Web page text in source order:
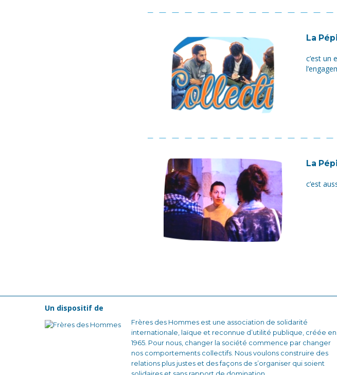
La
c’est un
La
c’est
Un dispositif de
Frères des Hommes est une association de solidarité
internationale, laïque et reconnue d’utilité publique, créée en
1965. Pour nous, changer la société commence par changer
nos comportements collectifs. Nous voulons construire des
relations plus justes et des façons de s’organiser qui soient